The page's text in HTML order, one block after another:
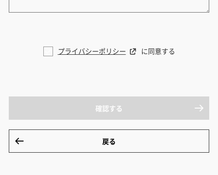
プライバシーポリシー に同意する
戻る
確認する